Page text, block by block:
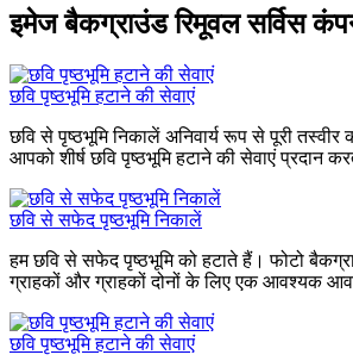
इमेज बैकग्राउंड रिमूवल सर्विस
छवि पृष्ठभूमि हटाने की सेवाएं
छवि से पृष्ठभूमि निकालें अनिवार्य रूप से पूरी
आपको शीर्ष छवि पृष्ठभूमि हटाने की सेवाएं प्रदान
छवि से सफेद पृष्ठभूमि निकालें
हम छवि से सफेद पृष्ठभूमि को हटाते हैं। फोटो
ग्राहकों और ग्राहकों दोनों के लिए एक आवश्यक
छवि पृष्ठभूमि हटाने की सेवाएं